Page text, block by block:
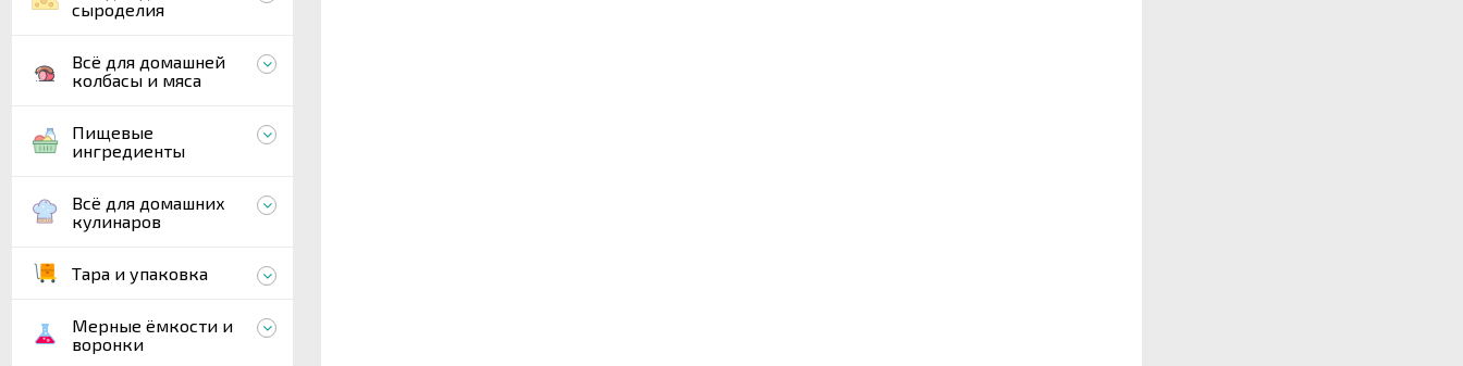
сыроделия
Всё для домашней
колбасы и мяса
Пищевые
ингредиенты
Всё для домашних
кулинаров
Тара и упаковка
Мерные ёмкости и
воронки